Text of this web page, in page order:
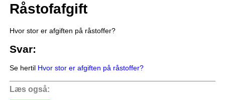
Råstofafgift
Hvor stor er afgiften på råstoffer?
Svar:
Se hertil Hvor stor er afgiften på råstoffer?
Læs også: